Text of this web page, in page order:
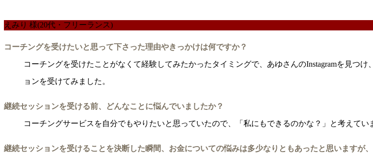
えみり 様(20代・フリーランス)
コーチングを受けたいと思って下さった理由やきっかけは何ですか？
コーチングを受けたことがなくて経験してみたかったタイミングで、あゆさんのInstagramを見つ
ョンを受けてみました。
継続セッションを受ける前、どんなことに悩んでいましたか？
コーチングサービスを自分でもやりたいと思っていたので、「私にもできるのかな？」と考えてい
継続セッションを受けることを決断した瞬間、お金についての悩みは多少なりともあったと思いますが